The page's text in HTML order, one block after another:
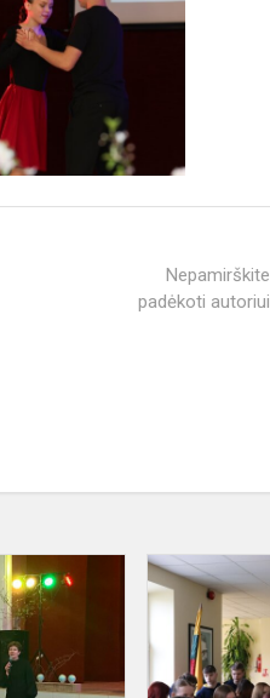
Nepamirškite
padėkoti autoriui
„Geografijos
naktis“